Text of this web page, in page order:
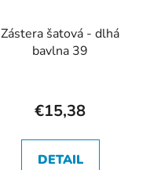
Zástera šatová - dlhá
bavlna 39
€15,38
DETAIL